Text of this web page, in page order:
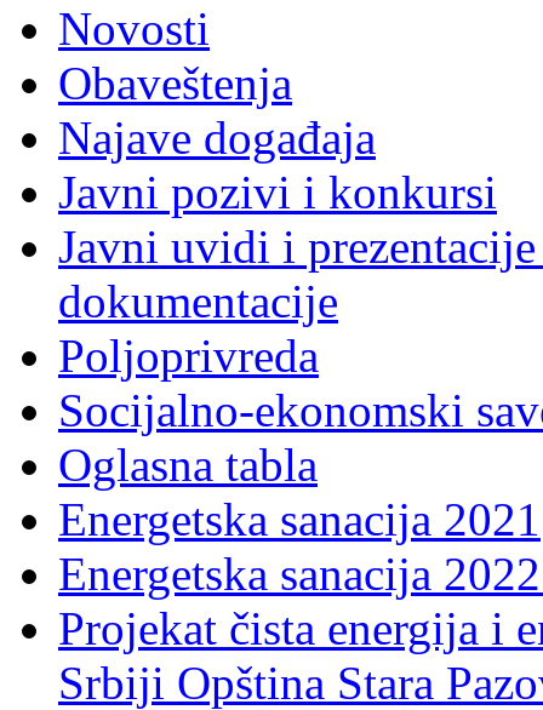
Novosti
Obaveštenja
Najave događaja
Javni pozivi i konkursi
Javni uvidi i
dokumentacije
Poljoprivreda
Socijalno-ekonomski
Oglasna tabla
Energetska sanacija 2021
Energetska sanacija
Projekat čista energija i
Srbiji Opština Stara